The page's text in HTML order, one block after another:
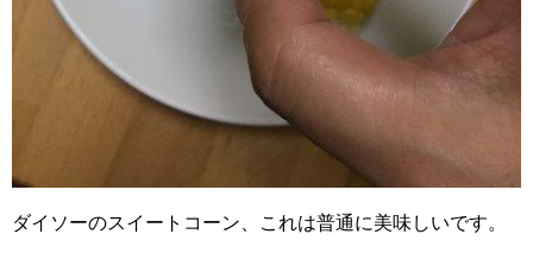
ダイソーのスイートコーン、これは普通に美味しいです。